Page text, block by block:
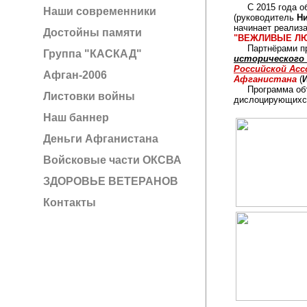
Наши современники
Достойны памяти
Группа "КАСКАД"
Афган-2006
Листовки войны
Наш баннер
Деньги Афганистана
Войсковые части ОКСВА
ЗДОРОВЬЕ ВЕТЕРАНОВ
Контакты
С 2015 года
(руководитель
начинает
"ВЕЖЛИВЫЕ
Партнёрами
Российской
Афганистана (
Программа